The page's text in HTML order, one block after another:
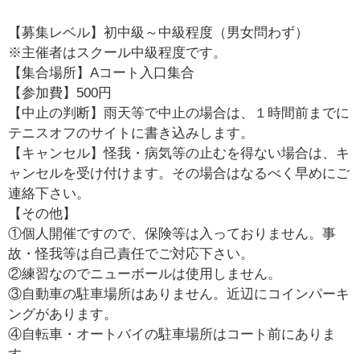
【募集レベル】初中級～中級程度（男女問わず）
※主催者はスクール中級程度です。
【集合場所】Aコート入口集合
【参加費】500円
【中止の判断】雨天等で中止の場合は、１時間前までに
テニスオフのサイトに書き込みします。
【キャンセル】怪我・病気等の止むを得ない場合は、キ
ャンセルを受け付けます。その場合はなるべく早めにご
連絡下さい。
【その他】
①個人開催ですので、保険等は入っておりません。事
故・怪我等は自己責任でご対応下さい。
②練習なのでニューボールは使用しません。
③自動車の駐車場所はありません。近辺にコインパーキ
ングがあります。
④自転車・オートバイの駐車場所はコート前にありま